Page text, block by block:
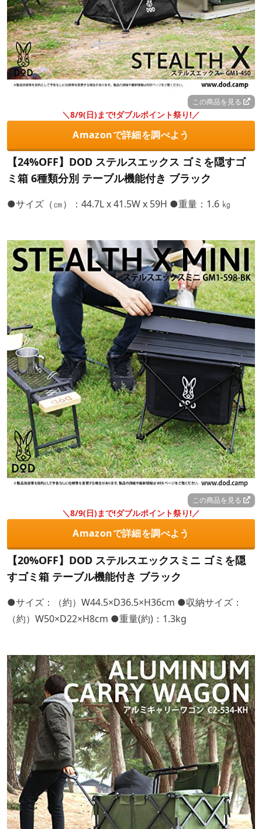
この商品を見る
＼8/9(日)まで!ダブルポイント祭り!／
Amazonで詳細を調べよう
【24%OFF】DOD ステルスエックス ゴミを隠すゴ
ミ箱 6種類分別 テーブル機能付き ブラック
●サイズ（㎝）：44.7L x 41.5W x 59H ●重量：1.6 ㎏
この商品を見る
＼8/9(日)まで!ダブルポイント祭り!／
Amazonで詳細を調べよう
【20%OFF】DOD ステルスエックスミニ ゴミを隠
すゴミ箱 テーブル機能付き ブラック
●サイズ：（約）W44.5×D36.5×H36cm ●収納サイズ：
（約）W50×D22×H8cm ●重量(約)：1.3kg